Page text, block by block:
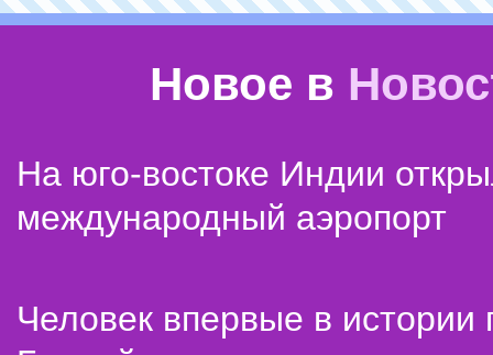
Новое в
На юго-востоке Индии
международный аэропорт
Человек впервые в истории